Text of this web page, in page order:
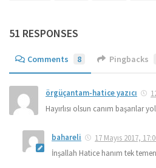
51 RESPONSES
Comments 8 Pingbacks
örgüçantam-hatice yazıcı
Hayırlısı olsun canım başarılar
bahareli
17 Mayıs 2017,
İnşallah Hatice hanım tek